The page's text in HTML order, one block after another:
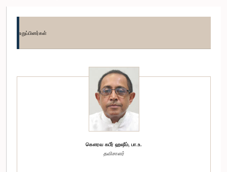
உறுப்பினர்கள்
கௌரவ கபீர் ஹஷீம், பா.உ.
தவிசாளர்